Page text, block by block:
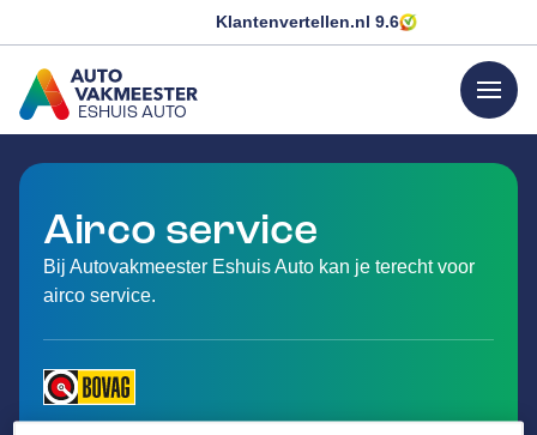
Klantenvertellen.nl 9.6
ESHUIS AUTO
GA NAAR DE HOMEPAGINA
menu
Airco service
Bij Autovakmeester Eshuis Auto kan je terecht voor
airco service.